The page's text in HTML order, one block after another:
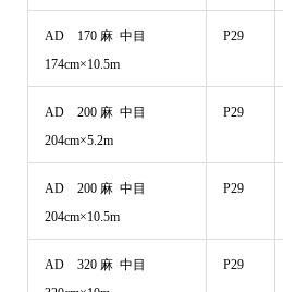
AD 170 麻 中目
174cm×10.5m
P29
AD 200 麻 中目
204cm×5.2m
P29
AD 200 麻 中目
204cm×10.5m
P29
AD 320 麻 中目
P29